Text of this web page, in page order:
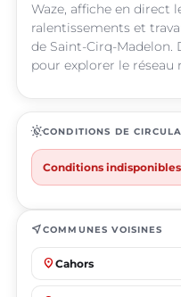
Waze, affiche en direct
ralentissements et
de Saint-Cirq-Madelon.
pour explorer le réseau
routineCONDITIONS DE
Conditions
near_meCOMMUNES VOISINES
place Cahors